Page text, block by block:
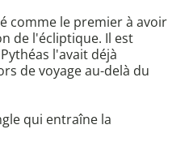
comme le premier à avoir
de l'écliptique. Il est
l'avait déjà
de voyage au-delà du
qui entraîne la